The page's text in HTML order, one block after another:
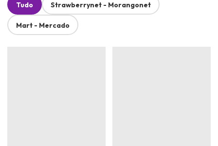
Tudo Strawberrynet - Morangonet
Mart - Mercado